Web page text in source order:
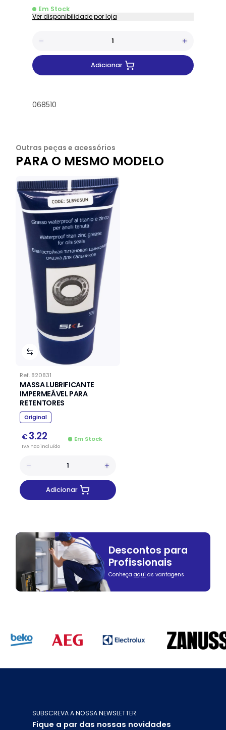
Em Stock
Ver disponibilidade por loja
Adicionar
068510
Outras peças e acessórios
PARA O MESMO MODELO
Ref. 820831
MASSA LUBRIFICANTE
IMPERMEÁVEL PARA
RETENTORES
Original
€ 3.22
IVA nãoincluído
Em Stock
Adicionar
Descontos para
Profissionais
Conheça aqui as vantagens
SUBSCREVA A NOSSA NEWSLETTER
Fique a par das nossas novidades